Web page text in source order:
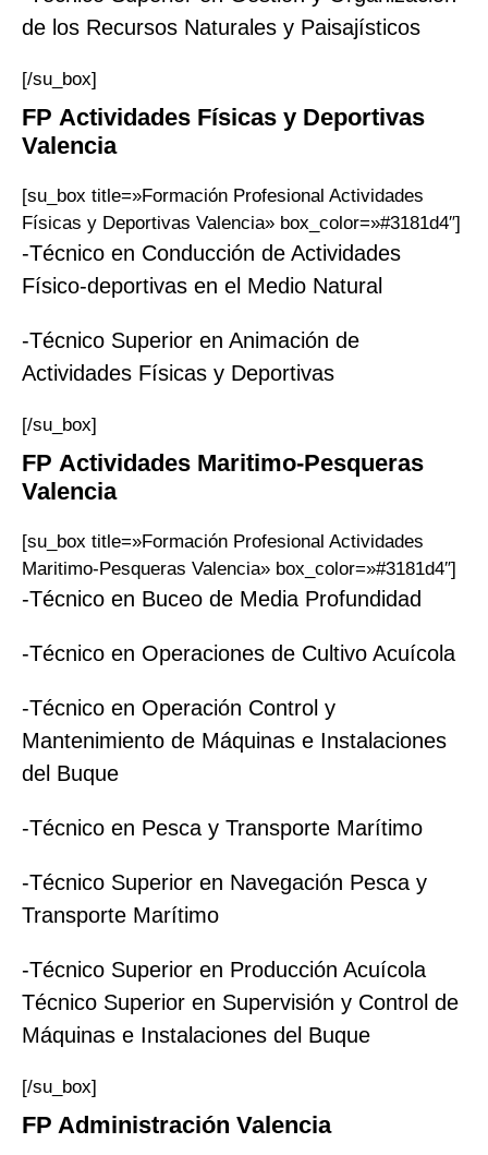
de los Recursos Naturales y Paisajísticos
[/su_box]
FP Actividades Físicas y Deportivas
Valencia
[su_box title=»Formación Profesional Actividades
Físicas y Deportivas Valencia» box_color=»#3181d4″]
-Técnico en Conducción de Actividades
Físico-deportivas en el Medio Natural
-Técnico Superior en Animación de
Actividades Físicas y Deportivas
[/su_box]
FP Actividades Maritimo-Pesqueras
Valencia
[su_box title=»Formación Profesional Actividades
Maritimo-Pesqueras Valencia» box_color=»#3181d4″]
-Técnico en Buceo de Media Profundidad
-Técnico en Operaciones de Cultivo Acuícola
-Técnico en Operación Control y
Mantenimiento de Máquinas e Instalaciones
del Buque
-Técnico en Pesca y Transporte Marítimo
-Técnico Superior en Navegación Pesca y
Transporte Marítimo
-Técnico Superior en Producción Acuícola
Técnico Superior en Supervisión y Control de
Máquinas e Instalaciones del Buque
[/su_box]
FP Administración Valencia